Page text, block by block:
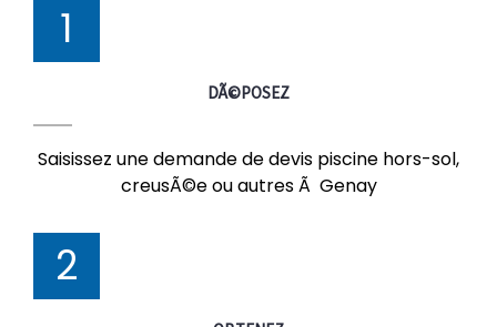
1
DÃ©POSEZ
Saisissez une demande de devis piscine hors-sol,
creusÃ©e ou autres Ã Genay
2